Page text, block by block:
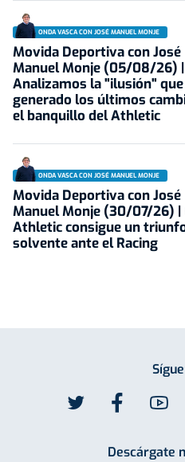
ONDA VASCA CON JOSÉ MANUEL MONJE
Movida Deportiva con José
Manuel Monje (05/08/26) |
Analizamos la "ilusión"
generado los últimos
el banquillo del Athletic
ONDA VASCA CON JOSÉ MANUEL MONJE
Movida Deportiva con José
Manuel Monje (30/07/26) |
Athletic consigue un
solvente ante el Racing
Descárgate